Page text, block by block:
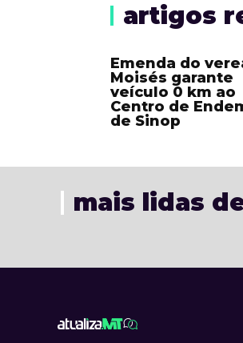
artigos
Emenda do
Moisés garante
veículo 0 km ao
Centro de
de Sinop
mais lidas